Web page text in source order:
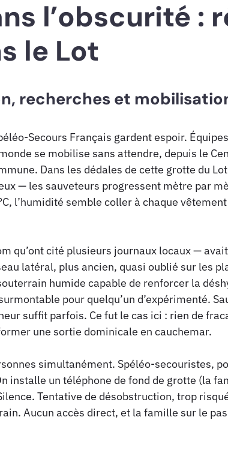
l’obscurité :
le Lot
recherches et
Secours Français gardent espoir.
se mobilise sans attendre, depuis le
Dans les dédales de cette grotte du
— les sauveteurs progressent mètre par
l’humidité semble coller à chaque
qu’ont cité plusieurs journaux locaux —
latéral, plus ancien, quasi oublié sur les
humide capable de renforcer la
pour quelqu’un d’expérimenté.
suffit parfois. Ce fut le cas ici : rien de
une sortie dominicale en cauchemar.
simultanément. Spéléo-secouristes,
installe un téléphone de fond de grotte (la
Tentative de désobstruction, trop
Aucun accès direct, et la famille sur le